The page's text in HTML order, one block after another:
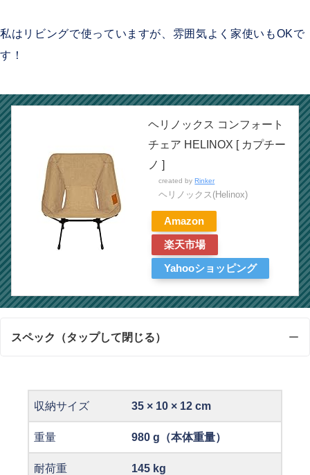
私はリビングで使っていますが、雰囲気よく家使いもOKで
す！
ヘリノックス コンフォート
チェア HELINOX [ カプチー
ノ ]
created byRinker
ヘリノックス(Helinox)
Amazon
楽天市場
Yahooショッピング
スペック（タップして閉じる）
収納サイズ 35 × 10 × 12 cm
重量 980 g（本体重量）
耐荷重 145 kg